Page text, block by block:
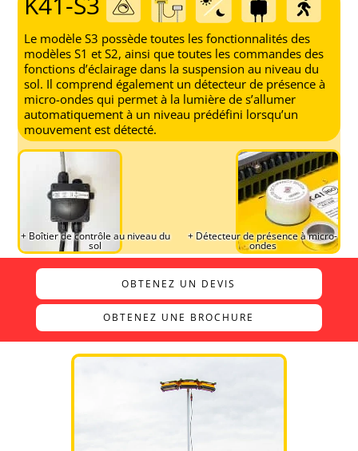
Le modèle S3 possède toutes les fonctionnalités des
modèles S1 et S2, ainsi que toutes les commandes des
fonctions d’éclairage dans la suspension au niveau du
sol. Il comprend également un détecteur de présence à
micro-ondes qui permet à la lumière de s’allumer
automatiquement à un niveau prédéfini lorsqu’un
mouvement est détecté.
+ Boîtier de contrôle au niveau du
sol
+ Détecteur de présence à micro-
ondes
OBTENEZ UN DEVIS
OBTENEZ UNE BROCHURE